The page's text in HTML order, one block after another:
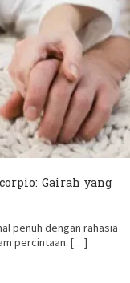
Gairah yang
penuh dengan rahasia
percintaan. […]